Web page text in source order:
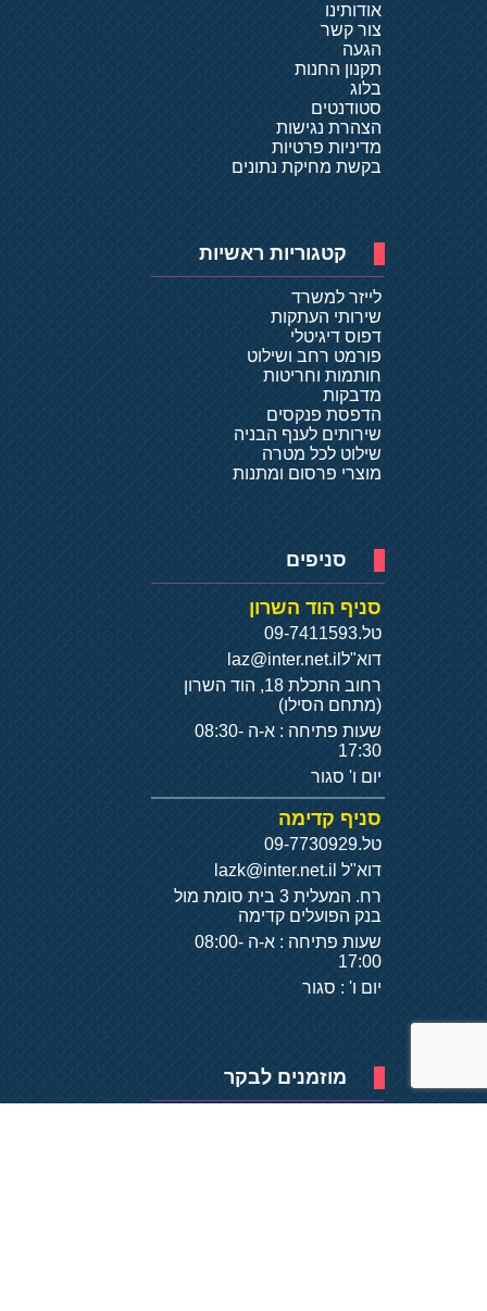
אודותינו
צור קשר
הגעה
תקנון החנות
בלוג
סטודנטים
הצהרת נגישות
מדיניות פרטיות
בקשת מחיקת נתונים
קטגוריות ראשיות
לייזר למשרד
שירותי העתקות
דפוס דיגיטלי
פורמט רחב ושילוט
חותמות וחריטות
מדבקות
הדפסת פנקסים
שירותים לענף הבניה
שילוט לכל מטרה
מוצרי פרסום ומתנות
סניפים
סניף הוד השרון
טל.09-7411593
דוא"ל laz@inter.net.il
רחוב התכלת 18, הוד השרון
(מתחם הסילו)
שעות פתיחה : א-ה 08:30-
17:30
יום ו' סגור
סניף קדימה
טל.09-7730929
דוא"ל
רח. המעלית 3 בית סומת מול
בנק הפועלים קדימה
שעות פתיחה : א-ה 08:00-
17:00
יום ו' : סגור
מוזמנים לבקר